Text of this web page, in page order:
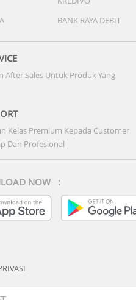
BANK RAYA DEBIT
After Sales Untuk Produk Yang
Kelas Premium Kepada Customer
Dan Profesional
NOW :